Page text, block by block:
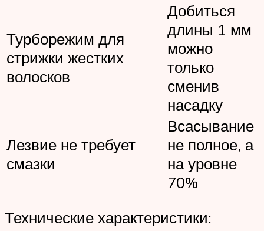
Турборежим для
стрижки жестких
волосков
Добиться
длины 1 мм
можно
только
сменив
насадку
Лезвие не требует
смазки
Всасывание
не полное, а
на уровне
70%
Технические характеристики: